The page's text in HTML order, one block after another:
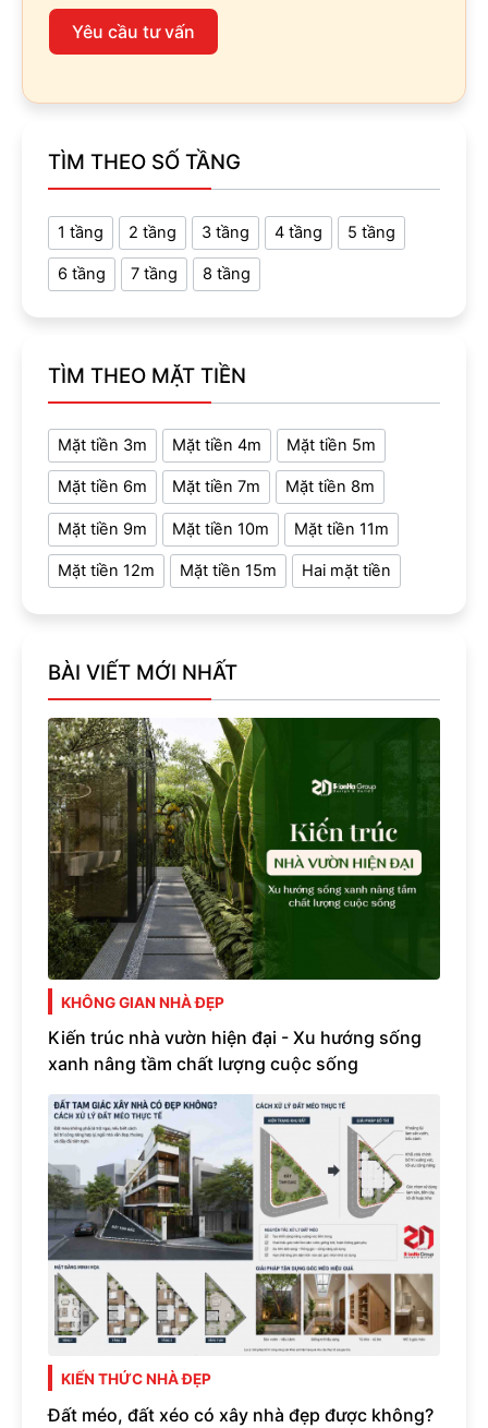
Yêu cầu tư vấn
TÌM THEO SỐ TẦNG
1 tầng 2 tầng 3 tầng 4 tầng 5 tầng
6 tầng 7 tầng 8 tầng
TÌM THEO MẶT TIỀN
Mặt tiền 3m Mặt tiền 4m Mặt tiền 5m
Mặt tiền 6m Mặt tiền 7m Mặt tiền 8m
Mặt tiền 9m Mặt tiền 10m Mặt tiền 11m
Mặt tiền 12m Mặt tiền 15m Hai mặt tiền
BÀI VIẾT MỚI NHẤT
KHÔNG GIAN NHÀ ĐẸP
Kiến trúc nhà vườn hiện đại - Xu hướng sống
xanh nâng tầm chất lượng cuộc sống
KIẾN THỨC NHÀ ĐẸP
Đất méo, đất xéo có xây nhà đẹp được không?